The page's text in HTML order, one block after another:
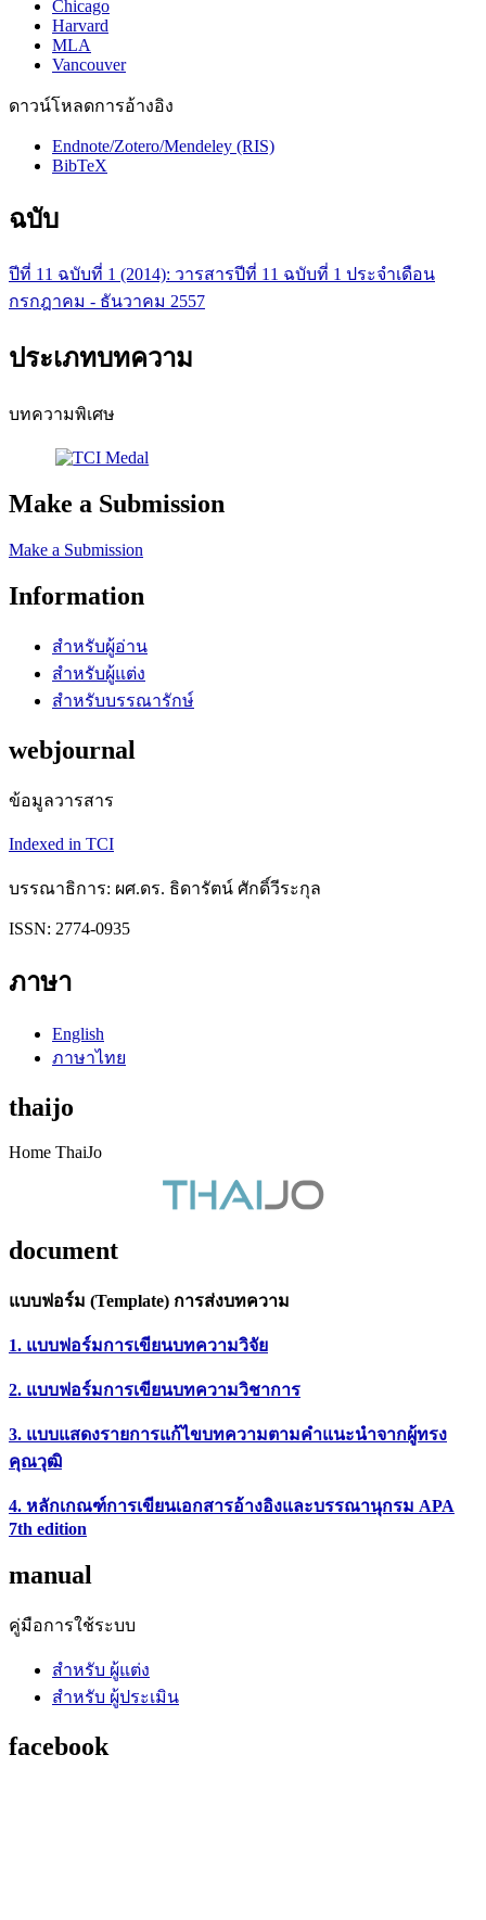
Chicago
Harvard
MLA
Vancouver
ดาวน์โหลดการอ้างอิง
Endnote/Zotero/Mendeley (RIS)
BibTeX
ฉบับ
ปีที่ 11 ฉบับที่ 1 (2014): วารสารปีที่ 11 ฉบับที่ 1 ประจำเดือน
กรกฎาคม - ธันวาคม 2557
ประเภทบทความ
บทความพิเศษ
Make a Submission
Make a Submission
Information
สำหรับผู้อ่าน
สำหรับผู้แต่ง
สำหรับบรรณารักษ์
webjournal
ข้อมูลวารสาร
Indexed in TCI
บรรณาธิการ: ผศ.ดร. ธิดารัตน์ ศักดิ์วีระกุล
ISSN: 2774-0935
ภาษา
English
ภาษาไทย
thaijo
Home ThaiJo
document
แบบฟอร์ม (Template) การส่งบทความ
1. แบบฟอร์มการเขียนบทความวิจัย
2. แบบฟอร์มการเขียนบทความวิชาการ
3. แบบแสดงรายการแก้ไขบทความตามคำแนะนำจากผู้ทรง
คุณวุฒิ
4. หลักเกณฑ์การเขียนเอกสารอ้างอิงและบรรณานุกรม APA
7th edition
manual
คู่มือการใช้ระบบ
สำหรับ ผู้แต่ง
สำหรับ ผู้ประเมิน
facebook